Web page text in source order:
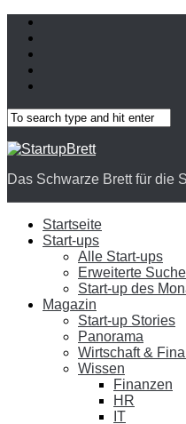
Das Schwarze Brett für die
Startseite
Start-ups
Alle Start-ups
Erweiterte Suche
Start-up des
Magazin
Start-up Stories
Panorama
Wirtschaft &
Wissen
Finanzen
HR
IT